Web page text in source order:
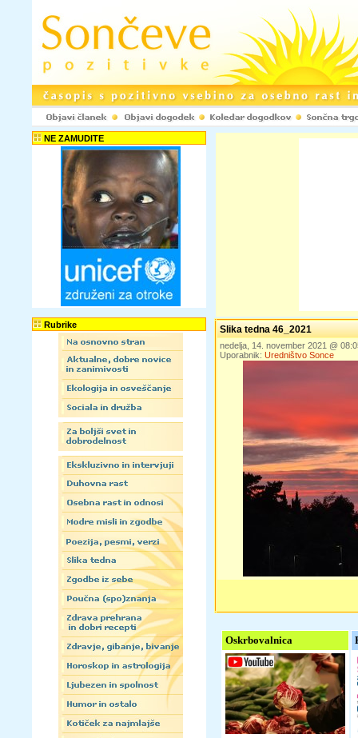
NE ZAMUDITE
Rubrike Slika tedna 46_2021
nedelja, 14. november 2021 @
Uporabnik: Uredništvo Sonce
Oskrbovalnica